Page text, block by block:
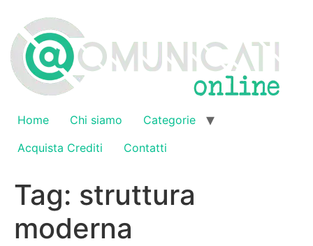
contenuto
Home Chi siamo
Categorie
Acquista Crediti
Contatti
Tag: struttura
moderna